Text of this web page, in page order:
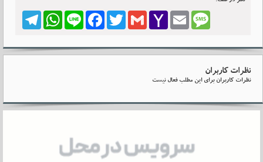
TelegramWhatsApp LineFacebook Twitter Gmail
Yahoo
Email Message
نظرات کاربران
نظرات کاربران برای این مطلب فعال نیست